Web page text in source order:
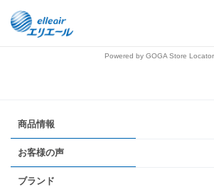
Powered by GOGA Store Locator
商品情報
お客様の声
ブランド